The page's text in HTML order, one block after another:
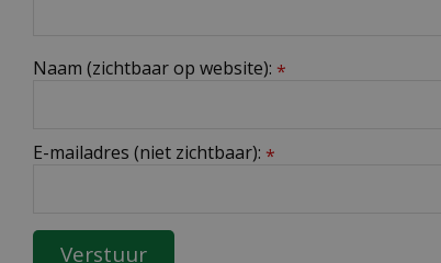
Naam (zichtbaar op website): *
E-mailadres (niet zichtbaar): *